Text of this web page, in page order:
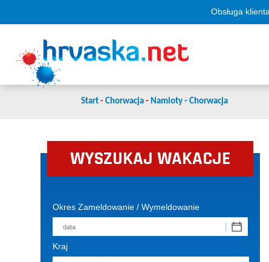
Obsługa
Start - Chorwacja - Namioty - Chorwacja
WYSZUKAJ WAKACJE
Okres Zameldowanie / Wymeldowanie
Kraj